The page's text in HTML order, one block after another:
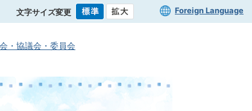
文字サイズ変更 Foreign Language
・協議会・委員会